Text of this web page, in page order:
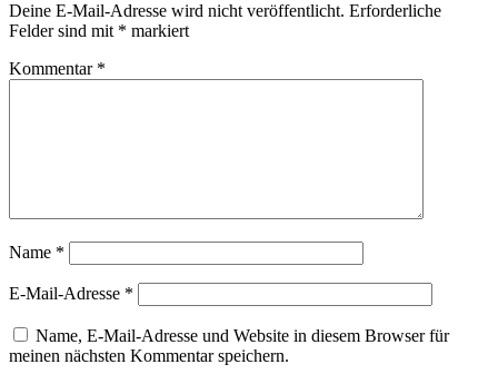
Deine E-Mail-Adresse wird nicht veröffentlicht. Erforderliche
Felder sind mit * markiert
Kommentar *
Name *
E-Mail-Adresse *
Name, E-Mail-Adresse und Website in diesem Browser für
meinen nächsten Kommentar speichern.